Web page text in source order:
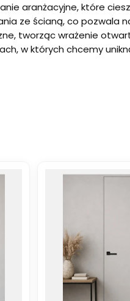
aranżacyjne, które
ze ścianą, co pozwala
tworząc wrażenie
w których chcemy